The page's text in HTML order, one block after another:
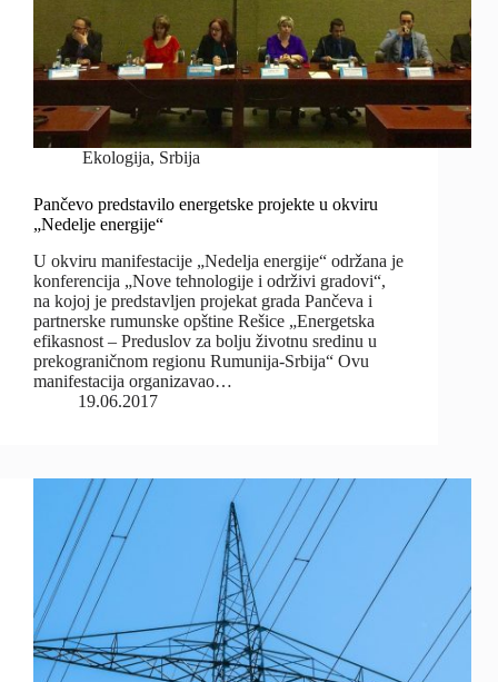
Ekologija, Srbija
Pančevo predstavilo energetske projekte u okviru
„Nedelje energije“
U okviru manifestacije „Nedelja energije“ održana je
konferencija „Nove tehnologije i održivi gradovi“,
na kojoj je predstavljen projekat grada Pančeva i
partnerske rumunske opštine Rešice „Energetska
efikasnost – Preduslov za bolju životnu sredinu u
prekograničnom regionu Rumunija-Srbija“ Ovu
manifestacija organizavao…
19.06.2017